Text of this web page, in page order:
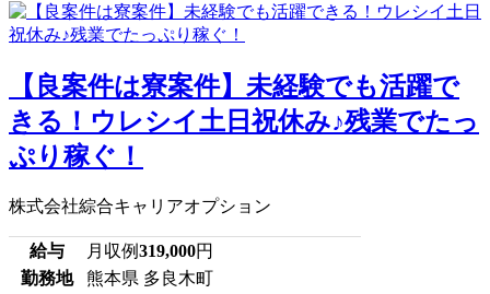
【良案件は寮案件】未経験でも活躍で
きる！ウレシイ土日祝休み♪残業でたっ
ぷり稼ぐ！
株式会社綜合キャリアオプション
給与 月収例319,000円
勤務地
熊本県 多良木町